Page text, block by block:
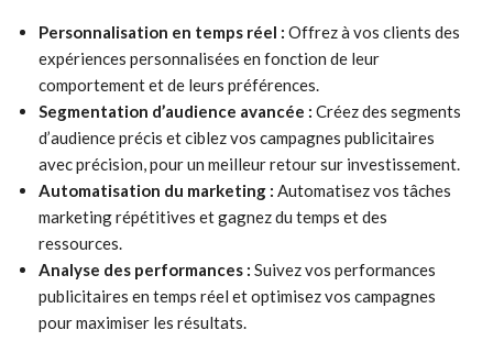
Personnalisation en temps réel : Offrez à vos clients des
expériences personnalisées en fonction de leur
comportement et de leurs préférences.
Segmentation d’audience avancée : Créez des segments
d’audience précis et ciblez vos campagnes publicitaires
avec précision, pour un meilleur retour sur investissement.
Automatisation du marketing : Automatisez vos tâches
marketing répétitives et gagnez du temps et des
ressources.
Analyse des performances : Suivez vos performances
publicitaires en temps réel et optimisez vos campagnes
pour maximiser les résultats.